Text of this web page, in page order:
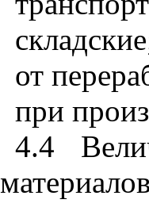
от
при
4.4